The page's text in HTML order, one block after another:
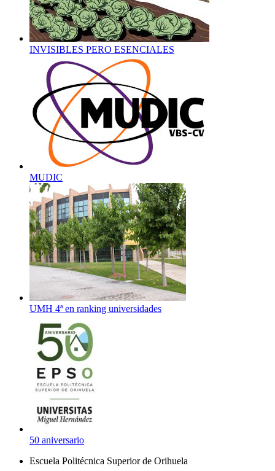
INVISIBLES PERO ESENCIALES
MUDIC
UMH 4ª en ranking universidades
50 aniversario
Escuela Politécnica Superior de Orihuela